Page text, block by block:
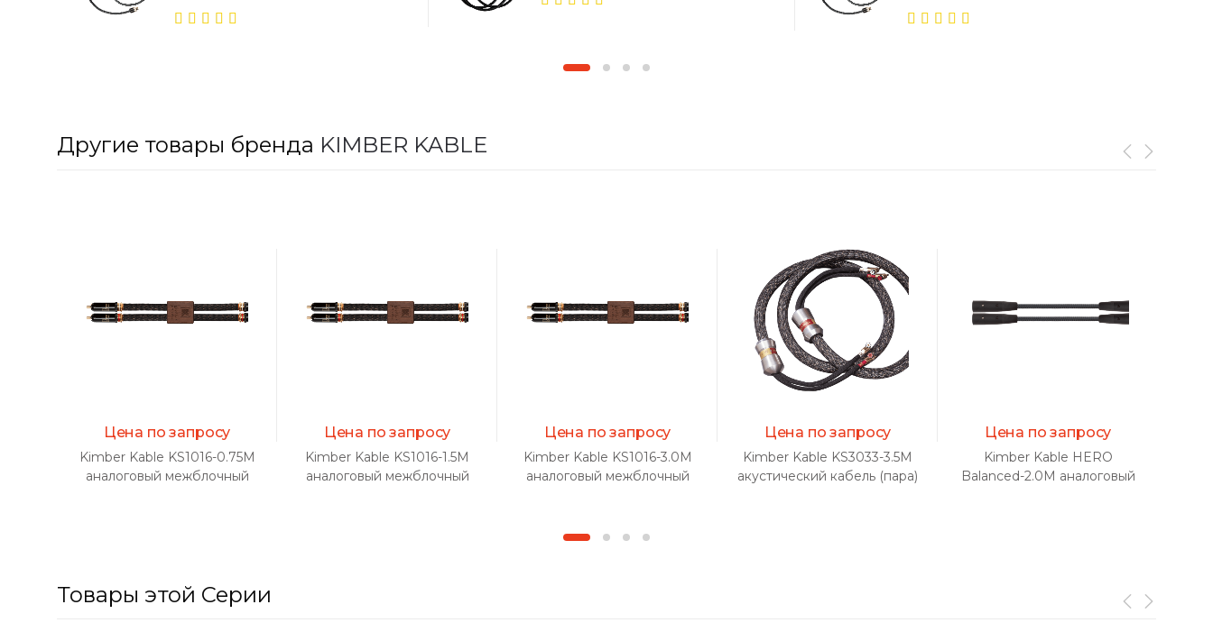
Другие товары бренда KIMBER KABLE
Цена по запросу
Kimber Kable KS1016-0.75M
аналоговый межблочный
Цена по запросу
Kimber Kable KS1016-1.5M
аналоговый межблочный
Цена по запросу
Kimber Kable KS1016-3.0M
аналоговый межблочный
Цена по запросу
Kimber Kable KS3033-3.5M
акустический кабель (пара)
Цена по запросу
Kimber Kable HERO
Balanced-2.0M аналоговый
Товары этой Серии